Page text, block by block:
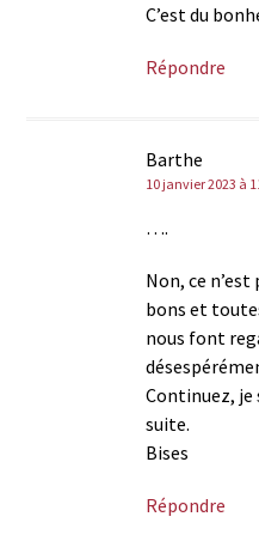
C’est du
Répondre
Barthe
10 janvier 2023 à
….
Non, ce
bons et
nous font
Continuez, je
suite.
Bises
Répondre